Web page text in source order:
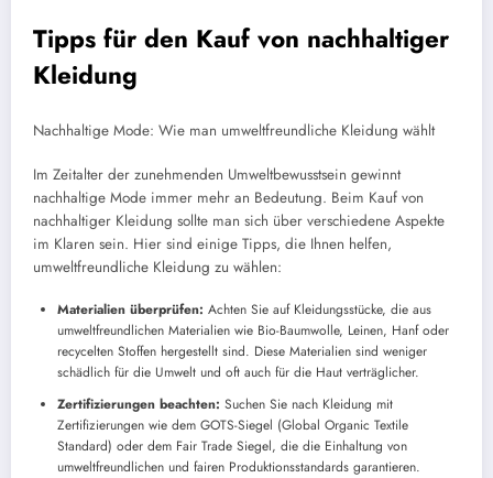
Tipps für den Kauf von nachhaltiger
Kleidung
Nachhaltige Mode: Wie man umweltfreundliche Kleidung wählt
Im Zeitalter der zunehmenden Umweltbewusstsein gewinnt
nachhaltige Mode immer mehr an Bedeutung. Beim Kauf von
nachhaltiger Kleidung sollte man sich über verschiedene Aspekte
im Klaren sein. Hier sind einige Tipps, die Ihnen helfen,
umweltfreundliche Kleidung zu wählen:
Materialien überprüfen: Achten Sie auf Kleidungsstücke, die aus
umweltfreundlichen Materialien wie Bio-Baumwolle, Leinen, Hanf oder
recycelten Stoffen hergestellt sind. Diese Materialien sind weniger
schädlich für die Umwelt und oft auch für die Haut verträglicher.
Zertifizierungen beachten: Suchen Sie nach Kleidung mit
Zertifizierungen wie dem GOTS-Siegel (Global Organic Textile
Standard) oder dem Fair Trade Siegel, die die Einhaltung von
umweltfreundlichen und fairen Produktionsstandards garantieren.